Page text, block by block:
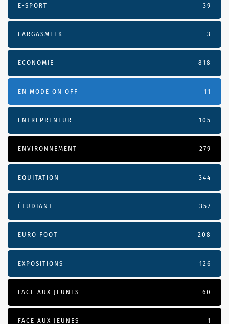
E-SPORT 39
EARGASMEEK 3
ECONOMIE 818
EN MODE ON OFF 11
ENTREPRENEUR 105
ENVIRONNEMENT 279
EQUITATION 344
ÉTUDIANT 357
EURO FOOT 208
EXPOSITIONS 126
FACE AUX JEUNES 60
FACE AUX JEUNES 1